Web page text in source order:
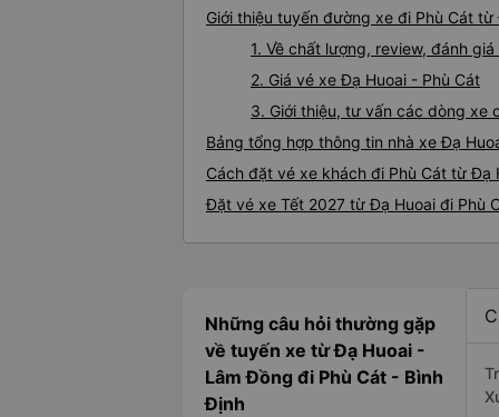
Giới thiệu tuyến đường xe đi Phù Cát từ
1. Về chất lượng, review, đánh
2. Giá vé xe Đạ Huoai - Phù Cát
3. Giới thiệu, tư vấn các dòng xe
Bảng tổng hợp thông tin nhà xe Đạ
Cách đặt vé xe khách đi Phù Cát từ Đạ
Đặt vé xe Tết 2027 từ Đạ Huoai đi Phù
Những câu hỏi thường gặp
về tuyến xe từ Đạ Huoai -
Lâm Đồng đi Phù Cát - Bình
Định